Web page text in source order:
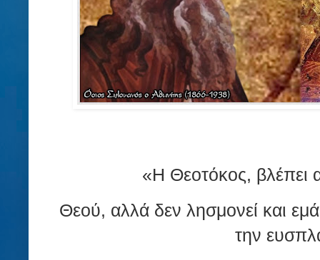
«Η Θεοτόκος, βλέπει
Θεού, αλλά δεν λησμονεί και
την